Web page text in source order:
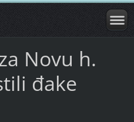
Novu h.
đake